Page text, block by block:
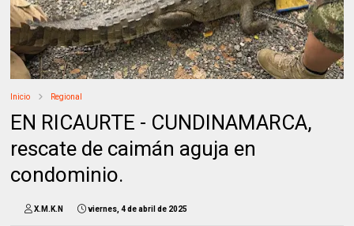
Inicio Regional
EN RICAURTE - CUNDINAMARCA,
rescate de caimán aguja en
condominio.
X.M.K.N viernes, 4 de abril de 2025